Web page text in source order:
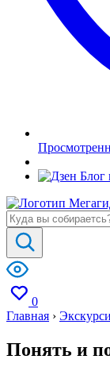
Блог
0
Главная ›
Понять и